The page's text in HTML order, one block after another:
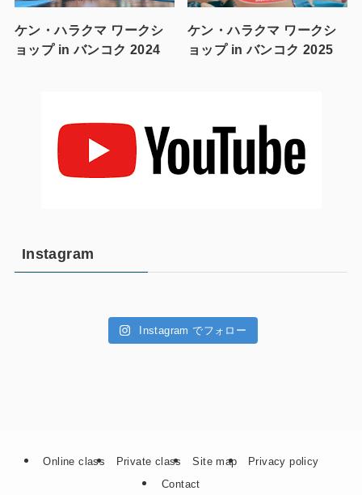
ケン・ハラクマ ワークシ
ョップ in バンコク 2024
ケン・ハラクマ ワークシ
ョップ in バンコク 2025
Instagram
Instagram でフォロー
Online class Private class Site map
Privacy policy
Contact